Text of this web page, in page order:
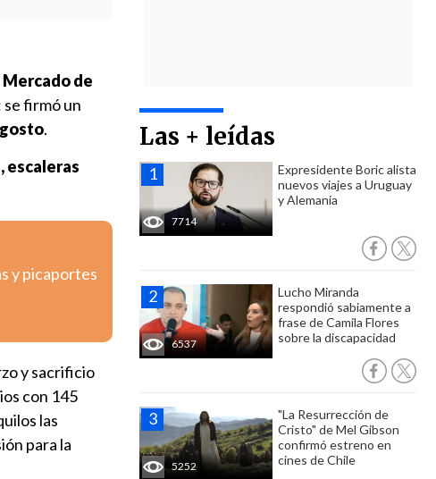
Las + leídas
7714
Expresidente Boric alista
nuevos viajes a Uruguay
y Alemania
6537
Lucho Miranda
respondió sabiamente a
frase de Camila Flores
sobre la discapacidad
5252
"La Resurrección de
Cristo" de Mel Gibson
confirmó estreno en
cines de Chile
Mercado de
se firmó un
.
escaleras
y picaportes
y sacrificio
con 145
las
para la